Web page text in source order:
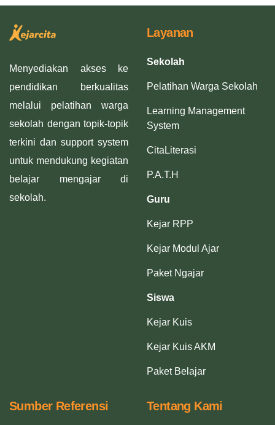
Menyediakan akses ke
pendidikan berkualitas
melalui pelatihan warga
sekolah dengan topik-topik
terkini dan support system
untuk mendukung kegiatan
belajar mengajar di
sekolah.
Layanan
Sekolah
Pelatihan Warga Sekolah
Learning Management
System
CitaLiterasi
P.A.T.H
Guru
Kejar RPP
Kejar Modul Ajar
Paket Ngajar
Siswa
Kejar Kuis
Kejar Kuis AKM
Paket Belajar
Sumber Referensi Tentang Kami